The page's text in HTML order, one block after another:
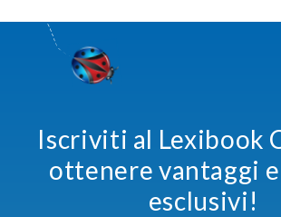
Iscriviti al Lexibook
ottenere vantaggi
esclusivi!